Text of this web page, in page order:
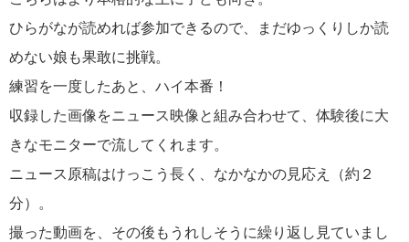
ひらがなが読めれば参加できるので、まだゆっくりしか読
めない娘も果敢に挑戦。
練習を一度したあと、ハイ本番！
収録した画像をニュース映像と組み合わせて、体験後に大
きなモニターで流してくれます。
ニュース原稿はけっこう長く、なかなかの見応え（約２
分）。
撮った動画を、その後もうれしそうに繰り返し見ていまし